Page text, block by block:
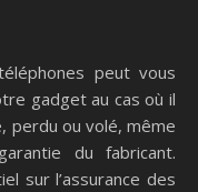
gadget au cas où il
perdu ou volé, même
du fabricant.
sur l’assurance des